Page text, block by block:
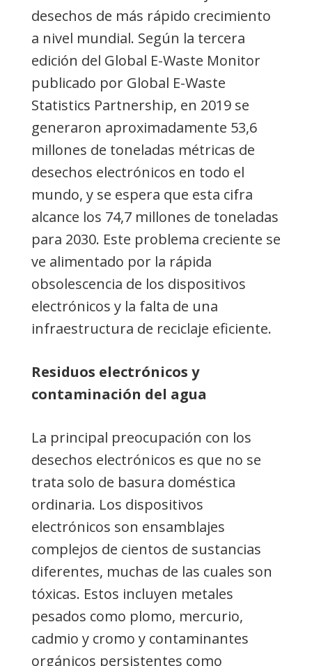
desechos de más rápido crecimiento
a nivel mundial. Según la tercera
edición del Global E-Waste Monitor
publicado por Global E-Waste
Statistics Partnership, en 2019 se
generaron aproximadamente 53,6
millones de toneladas métricas de
desechos electrónicos en todo el
mundo, y se espera que esta cifra
alcance los 74,7 millones de toneladas
para 2030. Este problema creciente se
ve alimentado por la rápida
obsolescencia de los dispositivos
electrónicos y la falta de una
infraestructura de reciclaje eficiente.
Residuos electrónicos y
contaminación del agua
La principal preocupación con los
desechos electrónicos es que no se
trata solo de basura doméstica
ordinaria. Los dispositivos
electrónicos son ensamblajes
complejos de cientos de sustancias
diferentes, muchas de las cuales son
tóxicas. Estos incluyen metales
pesados ​​como plomo, mercurio,
cadmio y cromo y contaminantes
orgánicos persistentes como